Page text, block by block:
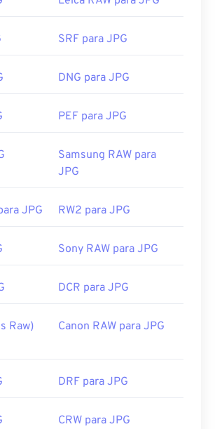
para abrir o arquivo, clique
sua seleção.
como o Chrome
imagens JPEG, use nossa
redimensionamento de imagens
18 de setembro de 1992
de Corespara escolher cores de
SRF para JPG
DNG para JPG
PEF para JPG
Samsung RAW para
JPG
JPG RW2 para JPG
Sony RAW para JPG
DCR para JPG
Raw)
Canon RAW para JPG
DRF para JPG
CRW para JPG